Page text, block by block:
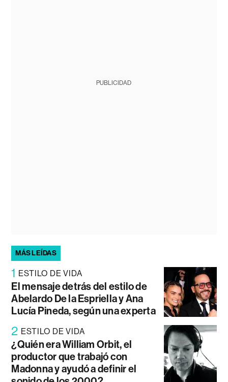
PUBLICIDAD
MÁS LEÍDAS
1 ESTILO DE VIDA
El mensaje detrás del estilo de
Abelardo De la Espriella y Ana
Lucía Pineda, según una experta
2 ESTILO DE VIDA
¿Quién era William Orbit, el
productor que trabajó con
Madonna y ayudó a definir el